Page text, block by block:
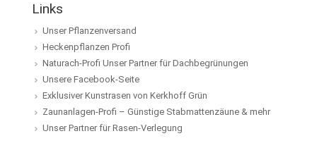
Links
Unser Pflanzenversand
Heckenpflanzen Profi
Naturach-Profi Unser Partner für Dachbegrünungen
Unsere Facebook-Seite
Exklusiver Kunstrasen von Kerkhoff Grün
Zaunanlagen-Profi – Günstige Stabmattenzäune & mehr
Unser Partner für Rasen-Verlegung